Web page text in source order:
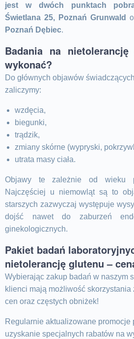
jest w dwóch punktach
Świetlana 25, Poznań Grunwald
Poznań Dębiec.
Badania na
wykonać?
Do głównych objawów
zaliczymy:
wzdęcia,
biegunki,
trądzik,
zmiany skórne (wypryski,
utrata masy ciała.
Objawy te zależnie od wieku
Najczęściej u niemowląt są to
starszych zazwyczaj występuje
dojść nawet do zaburzeń
ginekologicznych.
Pakiet badań
nietolerancję glutenu –
Wybierając zakup badań w naszym
klienci mają możliwość skorzystania
cen oraz częstych obniżek!
Regularnie aktualizowane promocje
uzyskanie specjalnych rabatów na